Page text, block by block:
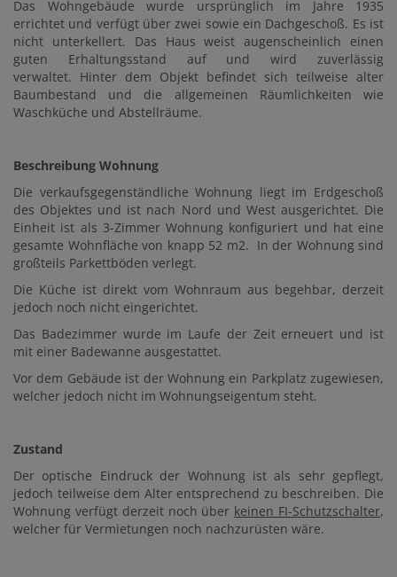
Das Wohngebäude wurde ursprünglich im Jahre 1935
errichtet und verfügt über zwei sowie ein Dachgeschoß. Es ist
nicht unterkellert. Das Haus weist augenscheinlich einen
guten Erhaltungsstand auf und wird zuverlässig
verwaltet. Hinter dem Objekt befindet sich teilweise alter
Baumbestand und die allgemeinen Räumlichkeiten wie
Waschküche und Abstellräume.
Beschreibung Wohnung
Die verkaufsgegenständliche Wohnung liegt im Erdgeschoß
des Objektes und ist nach Nord und West ausgerichtet. Die
Einheit ist als 3-Zimmer Wohnung konfiguriert und hat eine
gesamte Wohnfläche von knapp 52 m2. In der Wohnung sind
großteils Parkettböden verlegt.
Die Küche ist direkt vom Wohnraum aus begehbar, derzeit
jedoch noch nicht eingerichtet.
Das Badezimmer wurde im Laufe der Zeit erneuert und ist
mit einer Badewanne ausgestattet.
Vor dem Gebäude ist der Wohnung ein Parkplatz zugewiesen,
welcher jedoch nicht im Wohnungseigentum steht.
Zustand
Der optische Eindruck der Wohnung ist als sehr gepflegt,
jedoch teilweise dem Alter entsprechend zu beschreiben. Die
Wohnung verfügt derzeit noch über keinen FI-Schutzschalter,
welcher für Vermietungen noch nachzurüsten wäre.